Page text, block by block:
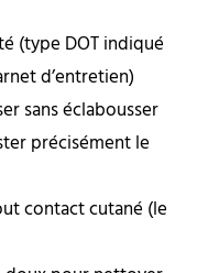
(type DOT indiqué
d’entretien)
sans éclabousser
précisément le
contact cutané (le